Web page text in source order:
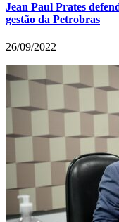
Jean Paul Prates
gestão da Petrobras
26/09/2022